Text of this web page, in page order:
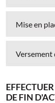
Mise en
Versement
DE FIN